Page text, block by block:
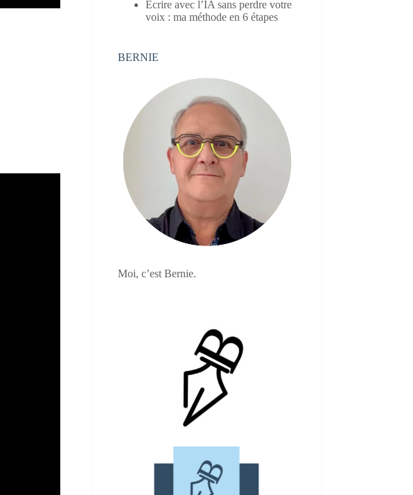
Écrire avec l’IA sans perdre votre
voix : ma méthode en 6 étapes
BERNIE
Moi, c’est Bernie.